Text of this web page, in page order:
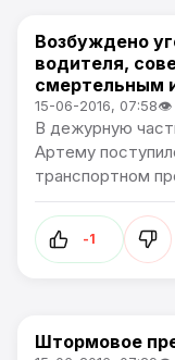
Происшествия
Возбуждено
водителя,
смертельным
15-06-2016, 07:58👁
В дежурную
Артему
транспортном
-1
Происшествия
Штормовое